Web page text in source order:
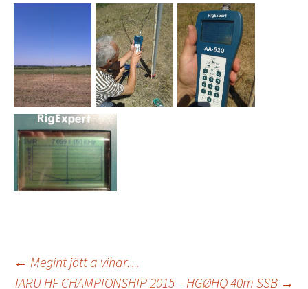
Bejegyzés
← Megint jött a vihar…
IARU HF CHAMPIONSHIP 2015 – HGØHQ 40m SSB →